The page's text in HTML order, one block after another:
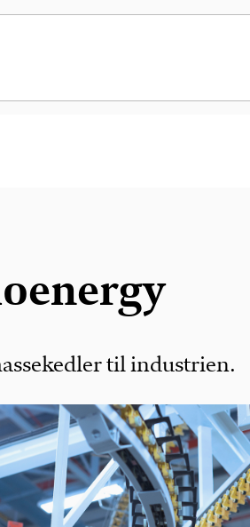
til industrien.